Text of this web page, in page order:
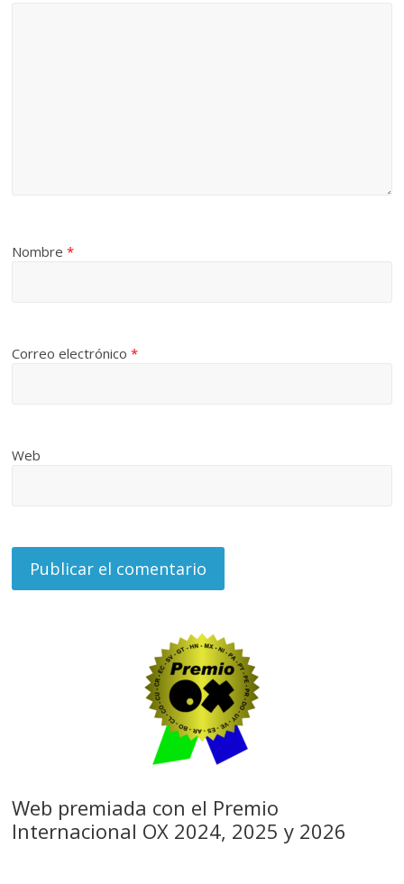
Nombre*
Correo electrónico*
Web
Web premiada con el Premio
Internacional OX 2024, 2025 y 2026